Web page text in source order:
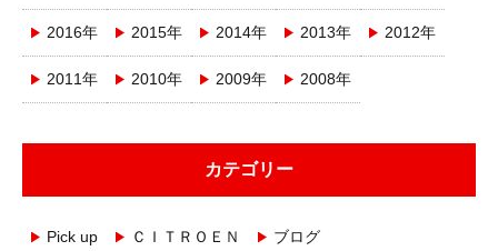
2016年 2015年 2014年 2013年 2012年
2011年 2010年 2009年 2008年
カテゴリー
Pick up ＣＩＴＲＯＥＮ ブログ